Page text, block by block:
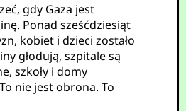
gdy Gaza jest
Ponad sześćdziesiąt
kobiet i dzieci zostało
głodują, szpitale są
szkoły i domy
nie jest obrona. To